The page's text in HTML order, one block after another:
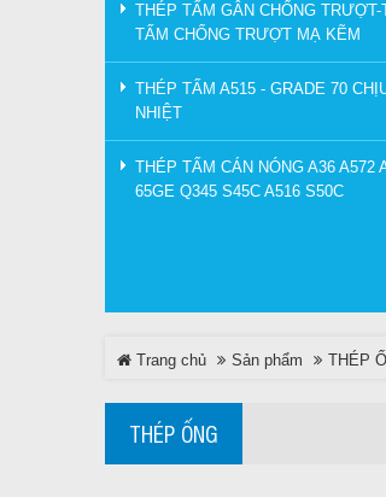
THÉP TẤM GÂN CHỐNG TRƯỢT-
TẤM CHỐNG TRƯỢT MẠ KẼM
THÉP TẤM A515 - GRADE 70
NHIỆT
THÉP TẤM CÁN NÓNG A36 A572
65GE Q345 S45C A516 S50C
Trang chủ Sản phẩm THÉP
THÉP ỐNG